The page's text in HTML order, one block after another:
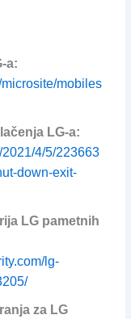
a:
mobiles
LG-a:
4/5/223663
down-exit-
LG pametnih
lg-
za LG